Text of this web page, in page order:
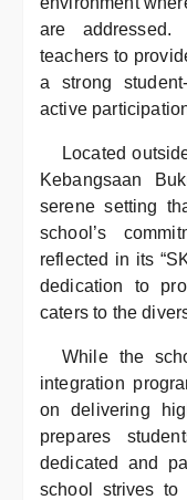
are
teachers to
a strong
active
Located
Kebangsaan
serene setting
school’s
reflected in its
dedication to
caters to the
While the
integration
on delivering
prepares
dedicated and
school strives to